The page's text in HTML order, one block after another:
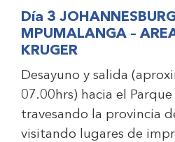
Día 3
MPUMALANGA –
KRUGER
Desayuno y salida
07.00hrs) hacia el
travesando la provincia
visitando lugares de